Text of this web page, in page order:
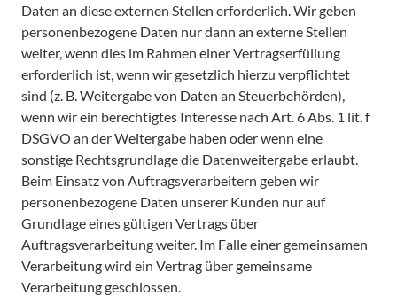
Daten an diese externen Stellen erforderlich. Wir geben
personenbezogene Daten nur dann an externe Stellen
weiter, wenn dies im Rahmen einer Vertragserfüllung
erforderlich ist, wenn wir gesetzlich hierzu verpflichtet
sind (z. B. Weitergabe von Daten an Steuerbehörden),
wenn wir ein berechtigtes Interesse nach Art. 6 Abs. 1 lit. f
DSGVO an der Weitergabe haben oder wenn eine
sonstige Rechtsgrundlage die Datenweitergabe erlaubt.
Beim Einsatz von Auftragsverarbeitern geben wir
personenbezogene Daten unserer Kunden nur auf
Grundlage eines gültigen Vertrags über
Auftragsverarbeitung weiter. Im Falle einer gemeinsamen
Verarbeitung wird ein Vertrag über gemeinsame
Verarbeitung geschlossen.